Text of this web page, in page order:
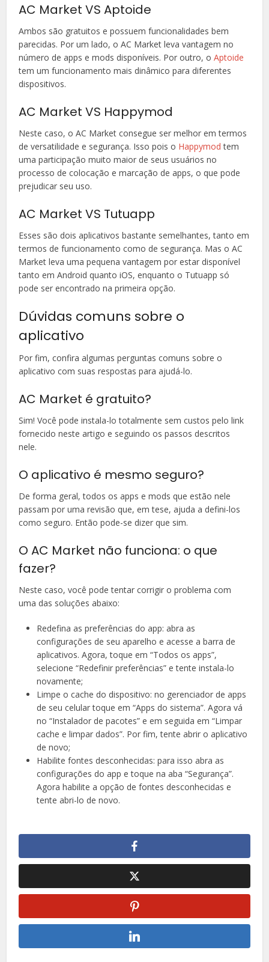
AC Market VS Aptoide
Ambos são gratuitos e possuem funcionalidades bem
parecidas. Por um lado, o AC Market leva vantagem no
número de apps e mods disponíveis. Por outro, oAptoide
tem um funcionamento mais dinâmico para diferentes
dispositivos.
AC Market VS Happymod
Neste caso, o AC Market consegue ser melhor em termos
de versatilidade e segurança. Isso pois o Happymod tem
uma participação muito maior de seus usuários no
processo de colocação e marcação de apps, o que pode
prejudicar seu uso.
AC Market VS Tutuapp
Esses são dois aplicativos bastante semelhantes, tanto em
termos de funcionamento como de segurança. Mas o AC
Market leva uma pequena vantagem por estar disponível
tanto em Android quanto iOS, enquanto o Tutuapp só
pode ser encontrado na primeira opção.
Dúvidas comuns sobre o
aplicativo
Por fim, confira algumas perguntas comuns sobre o
aplicativo com suas respostas para ajudá-lo.
AC Market é gratuito?
Sim! Você pode instala-lo totalmente sem custos pelo link
fornecido neste artigo e seguindo os passos descritos
nele.
O aplicativo é mesmo seguro?
De forma geral, todos os apps e mods que estão nele
passam por uma revisão que, em tese, ajuda a defini-los
como seguro. Então pode-se dizer que sim.
O AC Market não funciona: o que
fazer?
Neste caso, você pode tentar corrigir o problema com
uma das soluções abaixo:
Redefina as preferências do app: abra as
configurações de seu aparelho e acesse a barra de
aplicativos. Agora, toque em “Todos os apps”,
selecione “Redefinir preferências” e tente instala-lo
novamente;
Limpe o cache do dispositivo: no gerenciador de apps
de seu celular toque em “Apps do sistema”. Agora vá
no “Instalador de pacotes” e em seguida em “Limpar
cache e limpar dados”. Por fim, tente abrir o aplicativo
de novo;
Habilite fontes desconhecidas: para isso abra as
configurações do app e toque na aba “Segurança”.
Agora habilite a opção de fontes desconhecidas e
tente abri-lo de novo.